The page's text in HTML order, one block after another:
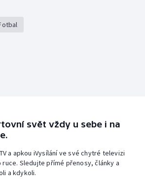
svět vždy u sebe i na
a apkou iVysílání ve své chytré televizi
Sledujte přímé přenosy, články a
a kdykoli.